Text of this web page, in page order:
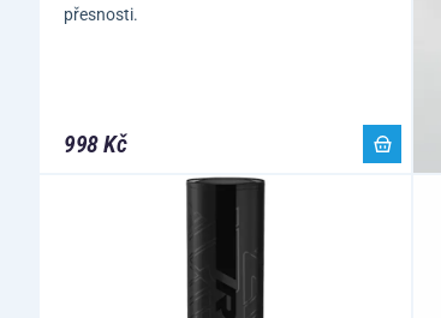
přesnosti.
998 Kč